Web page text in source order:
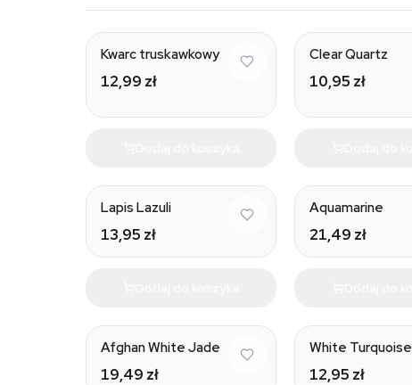
Kwarc truskawkowy
12,99 zł
Clear Quartz
10,95 zł
Lapis Lazuli
13,95 zł
Aquamarine
21,49 zł
Afghan White Jade
19,49 zł
White Turquoise
12,95 zł